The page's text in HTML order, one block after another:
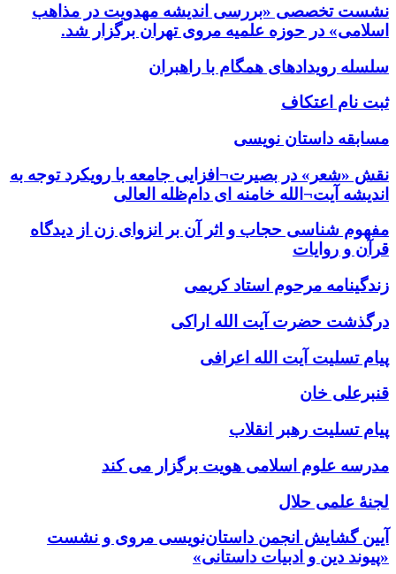
نشست تخصصی «بررسی اندیشه مهدویت در مذاهب
اسلامی» در حوزه علمیه مروی تهران برگزار شد.
سلسله رویدادهای همگام با راهبران
ثبت نام اعتکاف
مسابقه داستان نویسی
نقش «شعر» در بصیرت¬افزایی جامعه با رویکرد توجه به
اندیشه آیت¬الله خامنه ای دام‌ظله العالی
مفهوم شناسی حجاب و اثر آن بر انزوای زن از دیدگاه
قرآن و روایات
زندگینامه مرحوم استاد کریمی
درگذشت حضرت آیت الله اراکی
پیام تسلیت آیت الله اعرافی
قنبرعلی خان
پیام تسلیت رهبر انقلاب
مدرسه علوم اسلامی هویت برگزار می کند
لجنۀ علمی حلال
آیین گشایش انجمن داستان‌نویسی مروی و نشست
«پیوند دین و ادبیات داستانی»